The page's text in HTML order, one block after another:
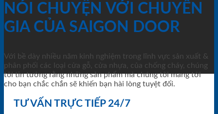
NÓI CHUYỆN VỚI CHUYÊN
GIA CỦA SAIGON DOOR
Với bề dày nhiều năm kinh nghiệm trong lĩnh vực sản xuất &
phân phối các loại cửa gỗ, cửa nhựa, của chống cháy, chúng
tôi tin tưởng rằng những sản phẩm mà chúng tôi mang tới
cho bạn chắc chắn sẽ khiến bạn hài lòng tuyệt đối.
TƯ VẤN TRỰC TIẾP 24/7